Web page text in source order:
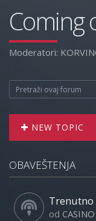
Coming
Moderatori:
NEW TOPIC
OBAVEŠTENJA
Trenutno
od CASINO